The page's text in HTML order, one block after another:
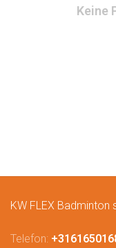
Keine
KW FLEX Badminton
Telefon: